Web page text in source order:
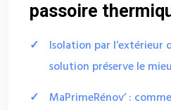
passoire
Isolation par l’extérieur
solution préserve le
MaPrimeRénov’ :